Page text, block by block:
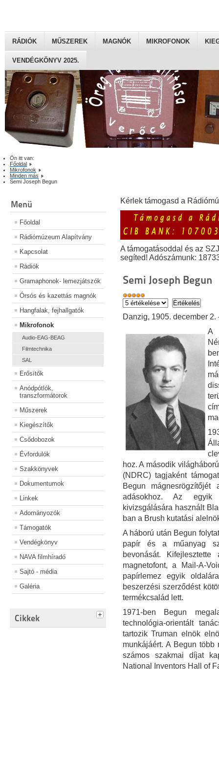
RÁDIÓK MŰSZEREK MAGNÓK MIKROFONOK
VENDÉGKÖNYV 2025.
Ön itt van:
Főoldal
Mikrofonok
Minden más
Semi Joseph Begun
Menü
Főoldal
Rádiómúzeum Alapítvány
Kapcsolat
Rádiók
Gramaphonok- lemezjátszók
Órsós és kazettás magnók
Hangfalak, fejhallgatók
Mikrofonok
Audio-EAG-BEAG
Filmtechnika
SAL
Erősítők
Anódpótlók,
transzformátorok
Műszerek
Kiegészítők
Csődobozok
Évfordulók
Szakkönyvek
Dokumentumok
Linkek
Adományozók
Támogatók
Vendégkönyv
NAVA filmhíradó
Sajtó - média
Galéria
Cikkek
Kérlek támogasd a
A támogatásoddal és az
segíted! Adószámunk:
Semi Joseph Begun
Danzig, 1905. december
A
hoz. A második
(NDRC) tagjaként
Begun
adásokhoz. Az egyik
kivizsgálására használt
ban a Brush kutatási
A háború után Begun
papír és a műanyag
bevonását.
magnetofont, a Mail-A-
papírlemez egyik
beszerzési szerződést
termékcsalád lett.
1971-ben Begun
technológia-orientált
tartozik Truman elnök
munkájáért. A Begun
számos szakmai díjat
National Inventors Hall of